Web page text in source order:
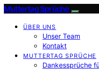
Muttertag Sprüche
ÜBER UNS
Unser Team
Kontakt
MUTTERTAG SPRÜCHE
Dankessprüche